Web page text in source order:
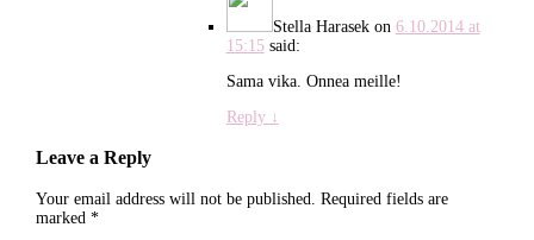
Stella Harasekon 6.10.2014 at
15:15 said:
Sama vika. Onnea meille!
Reply ↓
Leave a Reply
Your email address will not be published. Required fields are
marked *